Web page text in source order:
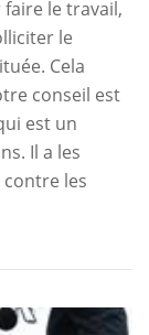
le travail,
le
Cela
conseil est
est un
Il a les
les